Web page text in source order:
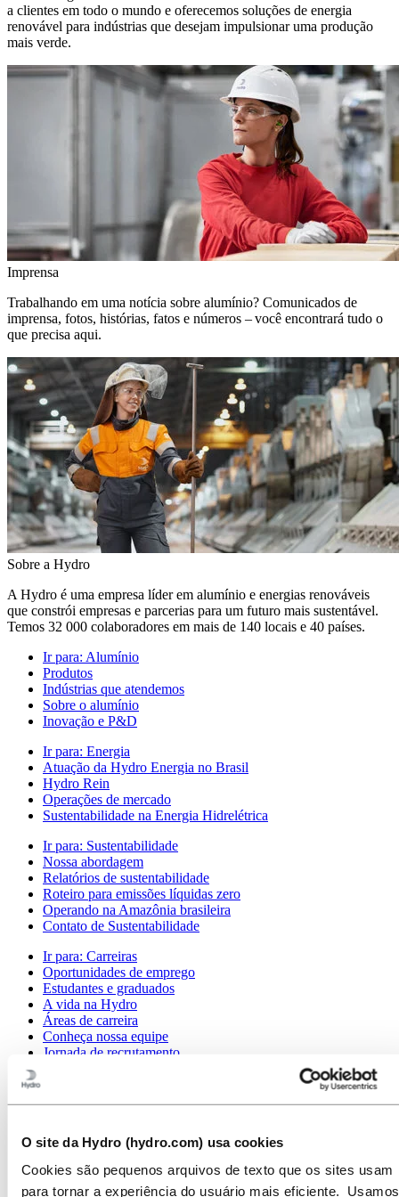
O site da Hydro (hydro.com) usa cookies
Cookies são pequenos arquivos de texto que os sites usam
para tornar a experiência do usuário mais eficiente. Usamos
a clientes em todo o mundo e oferecemos soluções de energia
renovável para indústrias que desejam impulsionar uma produção
mais verde.
Imprensa
Trabalhando em uma notícia sobre alumínio? Comunicados de
imprensa, fotos, histórias, fatos e números – você encontrará tudo o
que precisa aqui.
Sobre a Hydro
A Hydro é uma empresa líder em alumínio e energias renováveis
que constrói empresas e parcerias para um futuro mais sustentável.
Temos 32 000 colaboradores em mais de 140 locais e 40 países.
Ir para: Alumínio
Produtos
Indústrias que atendemos
Sobre o alumínio
Inovação e P&D
Ir para: Energia
Atuação da Hydro Energia no Brasil
Hydro Rein
Operações de mercado
Sustentabilidade na Energia Hidrelétrica
Ir para: Sustentabilidade
Nossa abordagem
Relatórios de sustentabilidade
Roteiro para emissões líquidas zero
Operando na Amazônia brasileira
Contato de Sustentabilidade
Ir para: Carreiras
Oportunidades de emprego
Estudantes e graduados
A vida na Hydro
Áreas de carreira
Conheça nossa equipe
Jornada de recrutamento
Ir para:Imprensa
Notícias
Visão geral da Hydro